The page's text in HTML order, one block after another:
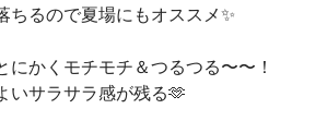
ちるので夏場にもオススメ✨
にかくモチモチ＆つるつる〜〜！
いサラサラ感が残る🫶